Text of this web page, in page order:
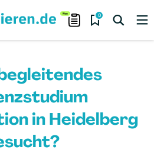
0
in Heidelberg